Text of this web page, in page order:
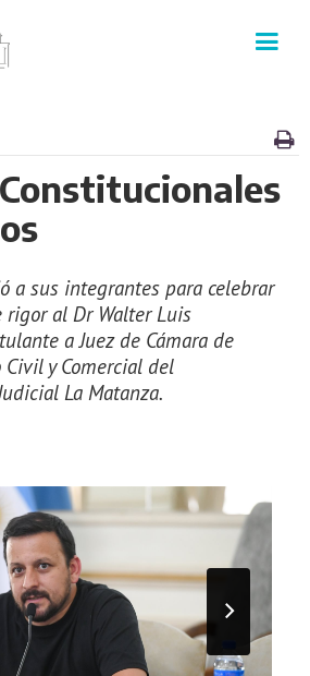
SECRETARÍAS
PRENSA
CULTURA
VISITAS GUIADAS
a sus integrantes para celebrar
al Dr Walter Luis
a Juez de Cámara de
y Comercial del
La Matanza.